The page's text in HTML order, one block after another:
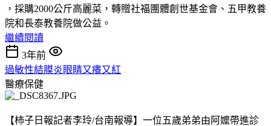
，採購2000公斤高麗菜，轉贈社福團體創世基金會、五甲教養
院和長泰教養院做公益。
繼續閱讀
3年前
過敏性結膜炎眼睛又癢又紅
醫療保健
【柿子日報記者李玲/台南報導】一位五歲弟弟由阿嬤帶進診